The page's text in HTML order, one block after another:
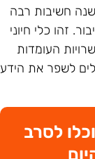
חשיבות רבה
זהו כלי חיוני
העומדות
לשפר את הידע
לסרב